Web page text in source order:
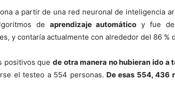
a partir de una red neuronal de inteligencia
de aprendizaje automático y fue
y contaría actualmente con alrededor del 86 %
positivos que de otra manera no hubieran ido a
el testeo a 554 personas. De esas 554, 436